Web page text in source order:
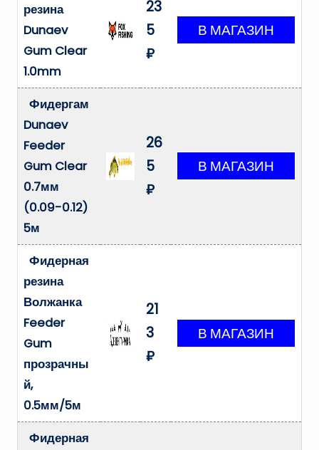
резина
Dunaev
Gum Clear
1.0mm
23
5
₽
Фидергам
Dunaev
Feeder
Gum Clear
0.7мм
(0.09-0.12)
5м
26
5
₽
Фидерная
резина
Волжанка
Feeder
Gum
прозрачны
й,
0.5мм/5м
21
3
₽
Фидерная